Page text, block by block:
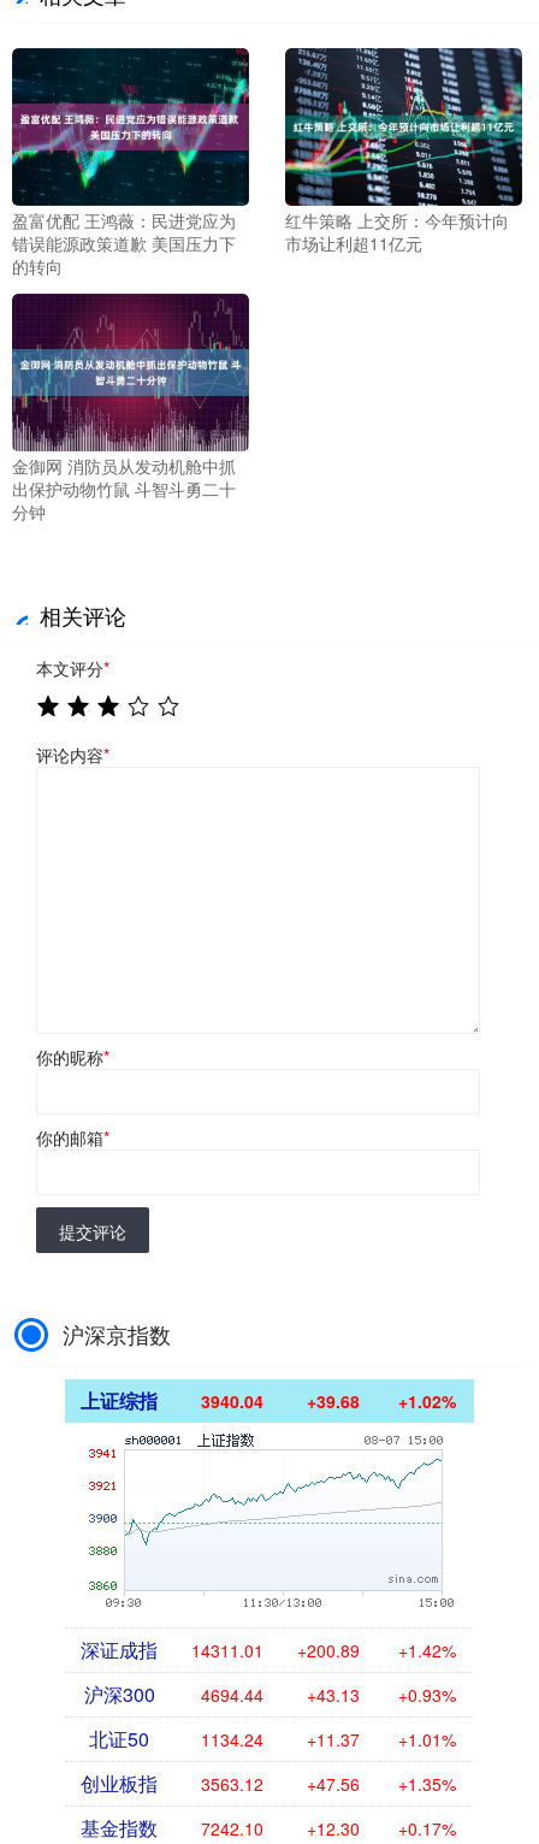
盈富优配 王鸿薇：民进党应为
错误能源政策道歉 美国压力下
的转向
红牛策略 上交所：今年预计向
市场让利超11亿元
金御网 消防员从发动机舱中抓
出保护动物竹鼠 斗智斗勇二十
分钟
相关评论
本文评分*
评论内容*
你的昵称*
你的邮箱*
提交评论
沪深京指数
上证综指 3940.04 +39.68 +1.02%
深证成指 14311.01 +200.89 +1.42%
沪深300 4694.44 +43.13 +0.93%
北证50 1134.24 +11.37 +1.01%
创业板指 3563.12 +47.56 +1.35%
基金指数 7242.10 +12.30 +0.17%